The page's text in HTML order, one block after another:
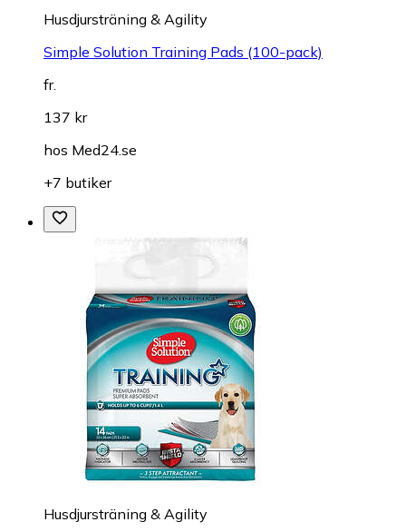
Husdjursträning & Agility
Simple Solution Training Pads (100-pack)
fr.
137 kr
hos Med24.se
+7 butiker
Husdjursträning & Agility